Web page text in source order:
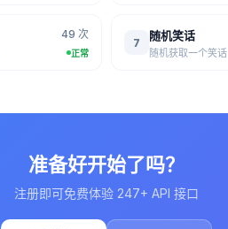
49 次
正常
7
随机笑话
随机获取一个笑话
准备好开始了吗？
注册即可免费体验 247+ API 接口